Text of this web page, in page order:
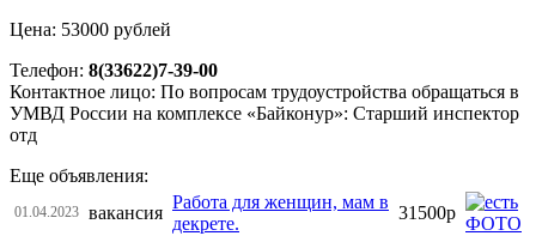
Цена: 53000 рублей
Телефон: 8(33622)7-39-00
Контактное лицо: По вопросам трудоустройства обращаться в
УМВД России на комплексе «Байконур»: Старший инспектор
отд
Еще объявления:
01.04.2023 вакансия
Работа для женщин, мам в
декрете.
31500р